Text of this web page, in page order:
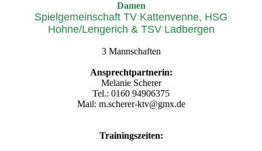
Damen
Spielgemeinschaft TV Kattenvenne, HSG
Hohne/Lengerich & TSV Ladbergen
3 Mannschaften
Ansprechtpartnerin:
Melanie Scherer
Tel.: 0160 94906375
Mail: m.scherer-ktv@gmx.de
Trainingszeiten: